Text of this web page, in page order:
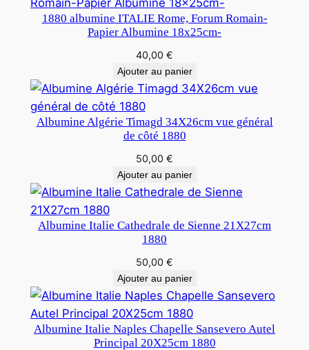
1880 albumine ITALIE Rome, Forum Romain-
Papier Albumine 18x25cm-
40,00 €
Ajouter au panier
Albumine Algérie Timagd 34X26cm vue général
de côté 1880
50,00 €
Ajouter au panier
Albumine Italie Cathedrale de Sienne 21X27cm
1880
50,00 €
Ajouter au panier
Albumine Italie Naples Chapelle Sansevero Autel
Principal 20X25cm 1880